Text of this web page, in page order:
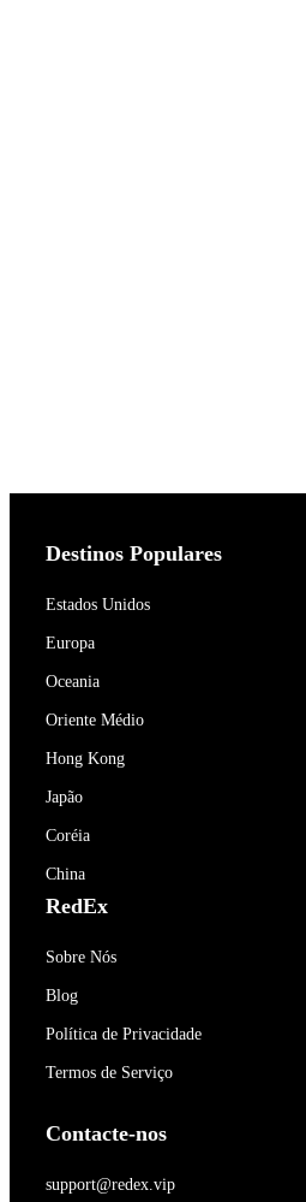
Destinos Populares
Estados Unidos
Europa
Oceania
Oriente Médio
Hong Kong
Japão
Coréia
China
RedEx
Sobre Nós
Blog
Política de Privacidade
Termos de Serviço
Contacte-nos
support@redex.vip